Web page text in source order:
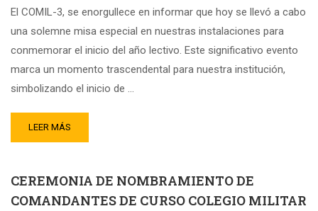
El COMIL-3, se enorgullece en informar que hoy se llevó a cabo
una solemne misa especial en nuestras instalaciones para
conmemorar el inicio del año lectivo. Este significativo evento
marca un momento trascendental para nuestra institución,
simbolizando el inicio de …
LEER MÁS
CEREMONIA DE NOMBRAMIENTO DE
COMANDANTES DE CURSO COLEGIO MILITAR